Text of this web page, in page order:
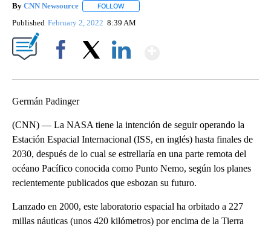
By CNN Newsource FOLLOW
Published February 2, 2022 8:39 AM
Germán Padinger
(CNN) — La NASA tiene la intención de seguir operando la
Estación Espacial Internacional (ISS, en inglés) hasta finales de
2030, después de lo cual se estrellaría en una parte remota del
océano Pacífico conocida como Punto Nemo, según los planes
recientemente publicados que esbozan su futuro.
Lanzado en 2000, este laboratorio espacial ha orbitado a 227
millas náuticas (unos 420 kilómetros) por encima de la Tierra